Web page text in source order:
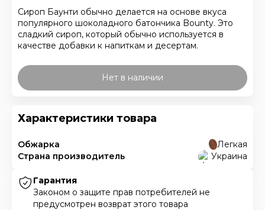
Сироп Баунти обычно делается на основе вкуса
популярного шоколадного батончика Bounty. Это
сладкий сироп, который обычно используется в
качестве добавки к напиткам и десертам.
Нет в наличии
Характеристики товара
Обжарка
Легкая
Страна производитель
Украина
Гарантия
Законом о защите прав потребителей не
предусмотрен возврат этого товара